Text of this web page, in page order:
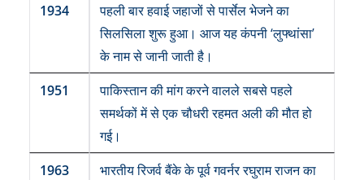
1934
पहली बार हवाई जहाजों से पार्सेल भेजने का
सिलसिला शुरू हुआ। आज यह कंपनी ‘लुफ्थांसा’
के नाम से जानी जाती है।
1951
पाकिस्तान की मांग करने वालले सबसे पहले
समर्थकों में से एक चौधरी रहमत अली की मौत हो
गई।
1963
भारतीय रिजर्व बैंके के पूर्व गवर्नर रघुराम राजन का